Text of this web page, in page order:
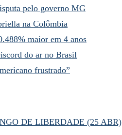
pelo governo MG
na Colômbia
maior em 4 anos
do ar no Brasil
frustrado”
DE LIBERDADE (25 ABR)